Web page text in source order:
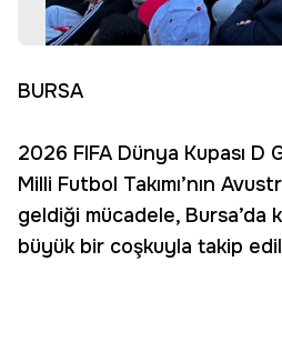
BURSA
2026 FIFA Dünya Kupası D
Milli Futbol Takımı’nın
geldiği mücadele, Bursa’da
büyük bir coşkuyla takip